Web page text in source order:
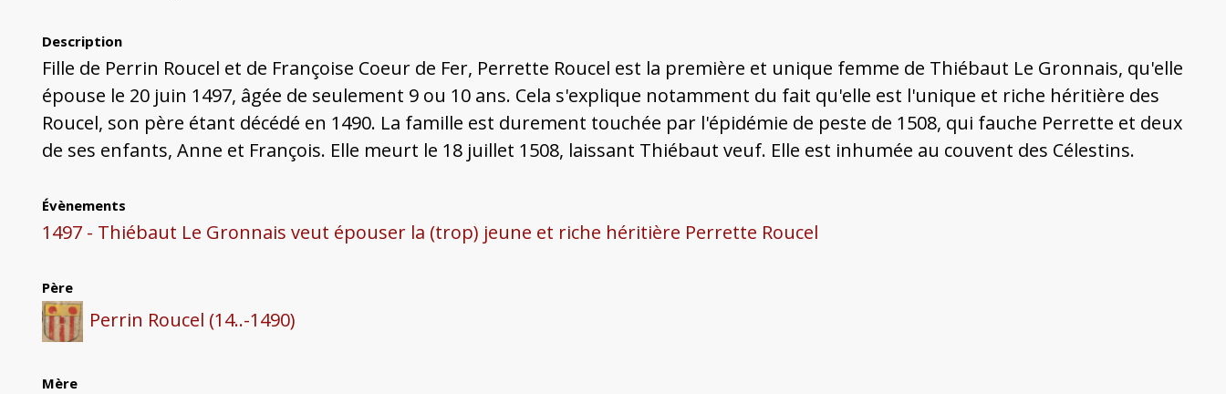
Description
Fille de Perrin Roucel et de Françoise Coeur de Fer, Perrette Roucel est la première et unique femme de Thiébaut Le Gronnais, qu'elle
épouse le 20 juin 1497, âgée de seulement 9 ou 10 ans. Cela s'explique notamment du fait qu'elle est l'unique et riche héritière des
Roucel, son père étant décédé en 1490. La famille est durement touchée par l'épidémie de peste de 1508, qui fauche Perrette et deux
de ses enfants, Anne et François. Elle meurt le 18 juillet 1508, laissant Thiébaut veuf. Elle est inhumée au couvent des Célestins.
Évènements
1497 - Thiébaut Le Gronnais veut épouser la (trop) jeune et riche héritière Perrette Roucel
Père
Perrin Roucel (14..-1490)
Mère